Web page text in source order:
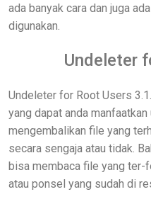
ada banyak cara dan juga
digunakan.
Undeleter
Undeleter for Root Users
yang dapat anda
mengembalikan file yang
secara sengaja atau tidak.
bisa membaca file yang ter-
atau ponsel yang sudah di